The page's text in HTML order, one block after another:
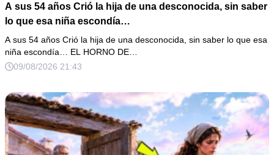
A sus 54 años Crió la hija de una desconocida, sin saber
lo que esa niña escondía…
A sus 54 años Crió la hija de una desconocida, sin saber lo que esa
niña escondía… EL HORNO DE…
09/08/2026 21:43